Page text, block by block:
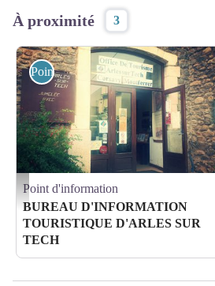
À proximité 3
OTARLES - bit arles
Point d'information
Point d'information
BUREAU D'INFORMATION
TOURISTIQUE D'ARLES SUR
TECH